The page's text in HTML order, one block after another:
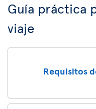
Guía práctica
viaje
Requisitos